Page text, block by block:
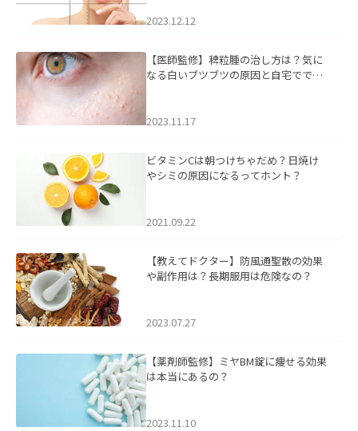
2023.12.12
【医師監修】稗粒腫の治し方は？気に
なる白いブツブツの原因と自宅ででき
2023.11.17
ビタミンCは朝つけちゃだめ？日焼け
やシミの原因になるってホント？
2021.09.22
【教えてドクター】防風通聖散の効果
や副作用は？長期服用は危険なの？
2023.07.27
【薬剤師監修】ミヤBM錠に痩せる効果
は本当にあるの？
2023.11.10